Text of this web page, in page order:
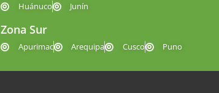
Huánuco Junín
Zona Sur
Apurimac Arequipa Cusco Puno